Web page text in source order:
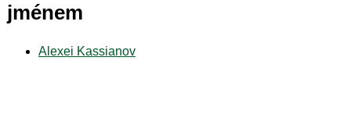
jménem
Alexei Kassianov